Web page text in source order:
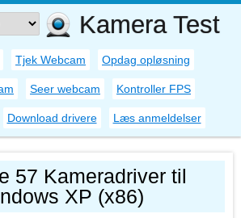
Kamera Test
Tjek Webcam Opdag opløsning
Seer webcam Kontroller FPS
Download drivere Læs anmeldelser
57 Kameradriver til
XP (x86)